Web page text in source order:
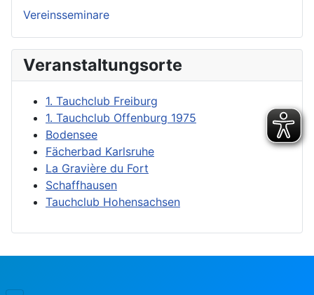
Vereinsseminare
Veranstaltungsorte
1. Tauchclub Freiburg
1. Tauchclub Offenburg 1975
Bodensee
Fächerbad Karlsruhe
La Gravière du Fort
Schaffhausen
Tauchclub Hohensachsen